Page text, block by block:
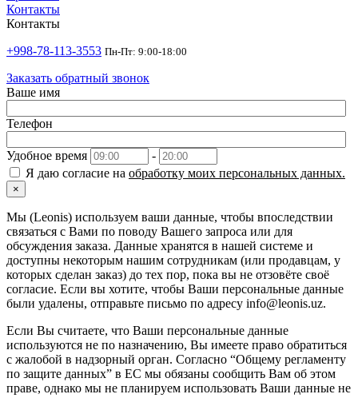
Контакты
Контакты
+998-78-113-3553 Пн-Пт: 9:00-18:00
Заказать обратный звонок
Ваше имя
Телефон
Удобное время
-
Я даю согласие на обработку моих персональных данных.
×
Мы (Leonis) используем ваши данные, чтобы впоследствии
связаться с Вами по поводу Вашего запроса или для
обсуждения заказа. Данные хранятся в нашей системе и
доступны некоторым нашим сотрудникам (или продавцам, у
которых сделан заказ) до тех пор, пока вы не отзовёте своё
согласие. Если вы хотите, чтобы Ваши персональные данные
были удалены, отправьте письмо по адресу info@leonis.uz.
Если Вы считаете, что Ваши персональные данные
используются не по назначению, Вы имеете право обратиться
с жалобой в надзорный орган. Согласно “Общему регламенту
по защите данных” в ЕС мы обязаны сообщить Вам об этом
праве, однако мы не планируем использовать Ваши данные не